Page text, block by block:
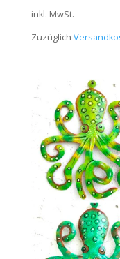
inkl. MwSt.
Zuzüglich